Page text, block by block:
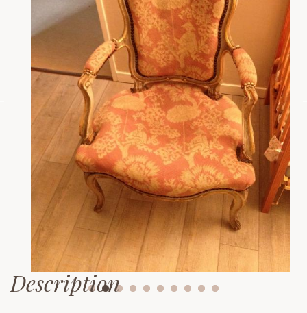
Description